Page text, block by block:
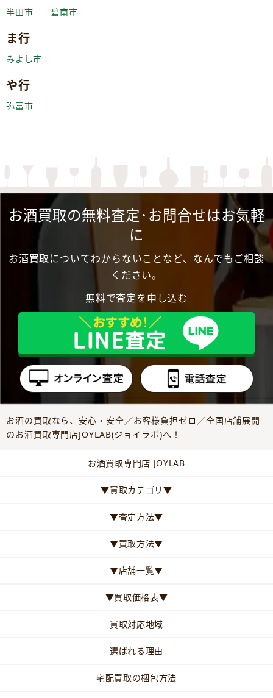
半田市 碧南市
ま行
みよし市
や行
弥富市
お酒買取の無料査定･お問合せはお気軽
に
お酒買取についてわからないことなど、なんでもご相談
ください。
無料で査定を申し込む
お酒の買取なら、安心・安全／お客様負担ゼロ／全国店舗展開
のお酒買取専門店JOYLAB(ジョイラボ)へ！
お酒買取専門店 JOYLAB
▼買取カテゴリ▼
▼査定方法▼
▼買取方法▼
▼店舗一覧▼
▼買取価格表▼
買取対応地域
選ばれる理由
宅配買取の梱包方法